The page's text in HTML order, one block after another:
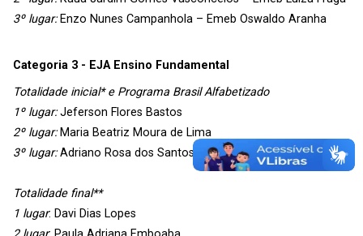
3º lugar: Enzo Nunes Campanhola – Emeb Oswaldo Aranha
Categoria 3 - EJA Ensino Fundamental
Totalidade inicial* e Programa Brasil Alfabetizado
1º lugar:Jeferson Flores Bastos
2º lugar:Maria Beatriz Moura de Lima
3º lugar:Adriano Rosa dos Santos
Totalidade final**
1 lugar: Davi Dias Lopes